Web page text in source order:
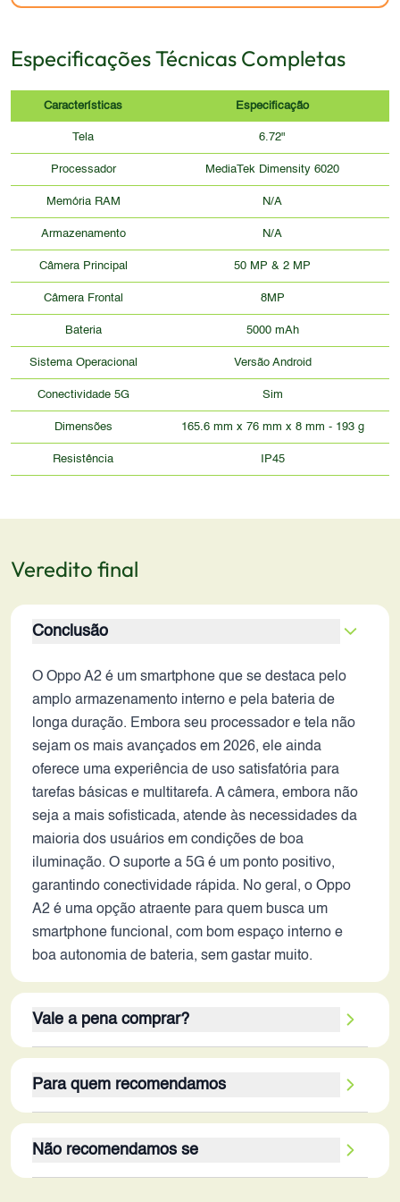
Especificações Técnicas Completas
Características Especificação
Tela 6.72"
Processador MediaTek Dimensity 6020
Memória RAM N/A
Armazenamento N/A
Câmera Principal 50 MP & 2 MP
Câmera Frontal 8MP
Bateria 5000 mAh
Sistema Operacional Versão Android
Conectividade 5G Sim
Dimensões 165.6 mm x 76 mm x 8 mm - 193 g
Resistência IP45
Veredito final
Conclusão
O Oppo A2 é um smartphone que se destaca pelo
amplo armazenamento interno e pela bateria de
longa duração. Embora seu processador e tela não
sejam os mais avançados em 2026, ele ainda
oferece uma experiência de uso satisfatória para
tarefas básicas e multitarefa. A câmera, embora não
seja a mais sofisticada, atende às necessidades da
maioria dos usuários em condições de boa
iluminação. O suporte a 5G é um ponto positivo,
garantindo conectividade rápida. No geral, o Oppo
A2 é uma opção atraente para quem busca um
smartphone funcional, com bom espaço interno e
boa autonomia de bateria, sem gastar muito.
Vale a pena comprar?
uma opção com bom custo-benefício,
especialmente para quem prioriza o
duração. Seus pontos fortes incluem a generosa
capacidade de armazenamento de 512GB, que
Para quem recomendamos
buscam um smartphone para tarefas básicas, como
navegação na web, redes sociais, consumo de
Não recomendamos se